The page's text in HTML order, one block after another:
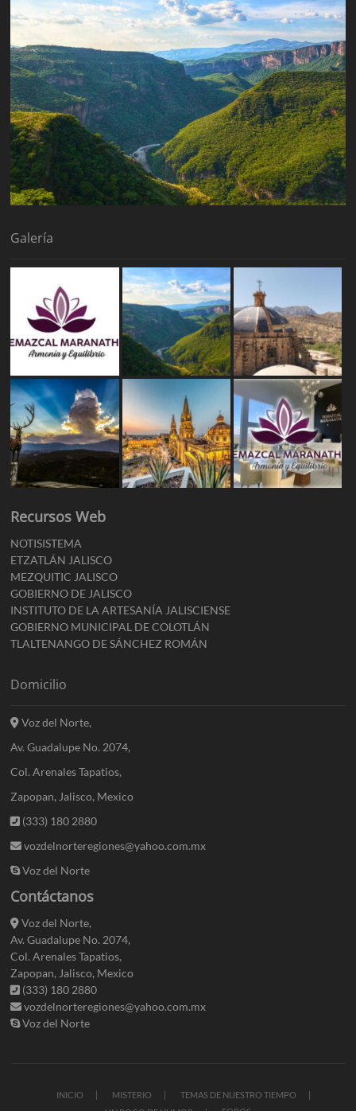
Galería
Recursos Web
NOTISISTEMA
ETZATLÁN JALISCO
MEZQUITIC JALISCO
GOBIERNO DE JALISCO
INSTITUTO DE LA ARTESANÍA JALISCIENSE
GOBIERNO MUNICIPAL DE COLOTLÁN
TLALTENANGO DE SÁNCHEZ ROMÁN
Domicilio
Voz del Norte,
Av. Guadalupe No. 2074,
Col. Arenales Tapatios,
Zapopan, Jalisco, Mexico
(333) 180 2880
vozdelnorteregiones@yahoo.com.mx
Voz del Norte
Contáctanos
Voz del Norte,
Av. Guadalupe No. 2074,
Col. Arenales Tapatios,
Zapopan, Jalisco, Mexico
(333) 180 2880
vozdelnorteregiones@yahoo.com.mx
Voz del Norte
INICIO MISTERIO
TEMAS DE NUESTRO TIEMPO